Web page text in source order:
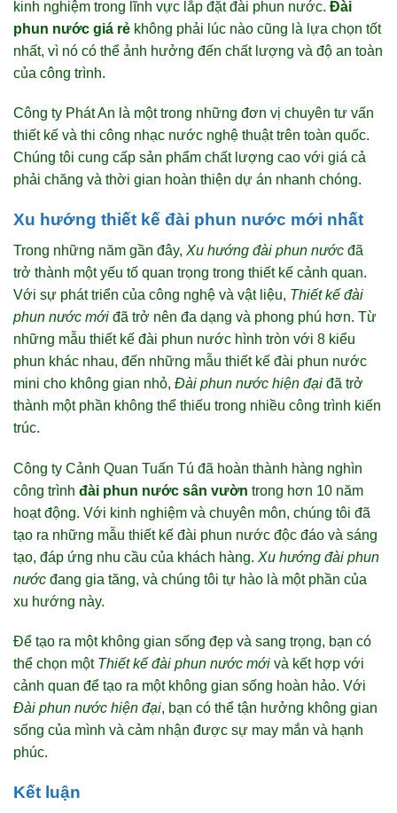
kinh nghiệm trong lĩnh vực lắp đặt đài phun nước. Đài
phun nước giá rẻ không phải lúc nào cũng là lựa chọn tốt
nhất, vì nó có thể ảnh hưởng đến chất lượng và độ an toàn
của công trình.
Công ty Phát An là một trong những đơn vị chuyên tư vấn
thiết kế và thi công nhạc nước nghệ thuật trên toàn quốc.
Chúng tôi cung cấp sản phẩm chất lượng cao với giá cả
phải chăng và thời gian hoàn thiện dự án nhanh chóng.
Xu hướng thiết kế đài phun nước mới nhất
Trong những năm gần đây, Xu hướng đài phun nước đã
trở thành một yếu tố quan trọng trong thiết kế cảnh quan.
Với sự phát triển của công nghệ và vật liệu, Thiết kế đài
phun nước mới đã trở nên đa dạng và phong phú hơn. Từ
những mẫu thiết kế đài phun nước hình tròn với 8 kiểu
phun khác nhau, đến những mẫu thiết kế đài phun nước
mini cho không gian nhỏ, Đài phun nước hiện đại đã trở
thành một phần không thể thiếu trong nhiều công trình kiến
trúc.
Công ty Cảnh Quan Tuấn Tú đã hoàn thành hàng nghìn
công trình đài phun nước sân vườn trong hơn 10 năm
hoạt động. Với kinh nghiệm và chuyên môn, chúng tôi đã
tạo ra những mẫu thiết kế đài phun nước độc đáo và sáng
tạo, đáp ứng nhu cầu của khách hàng. Xu hướng đài phun
nước đang gia tăng, và chúng tôi tự hào là một phần của
xu hướng này.
Để tạo ra một không gian sống đẹp và sang trọng, bạn có
thể chọn một Thiết kế đài phun nước mới và kết hợp với
cảnh quan để tạo ra một không gian sống hoàn hảo. Với
Đài phun nước hiện đại, bạn có thể tận hưởng không gian
sống của mình và cảm nhận được sự may mắn và hạnh
phúc.
Kết luận